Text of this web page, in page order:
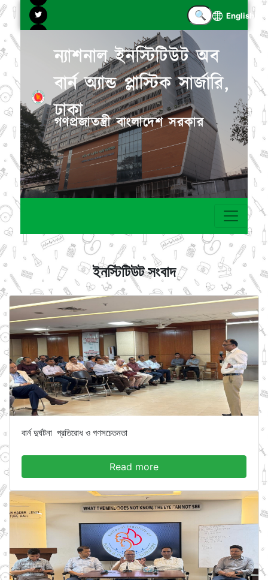
English
ন্যাশনাল ইনস্টিটিউট অব
বার্ন অ্যান্ড প্লাস্টিক সার্জারি,
ঢাকা
গণপ্রজাতন্ত্রী বাংলাদেশ সরকার
ইনস্টিটিউট সংবাদ
বার্ন দুর্ঘটনা প্রতিরোধ ও গণসচেতনতা
Read more